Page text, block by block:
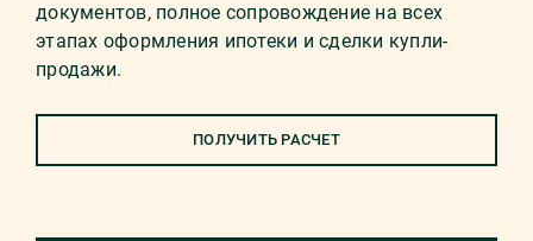
документов, полное сопровождение на всех
этапах оформления ипотеки и сделки купли-
продажи.
ПОЛУЧИТЬ РАСЧЕТ